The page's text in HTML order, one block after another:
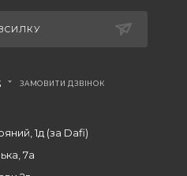
ЗАМОВИТИ ДЗВІНОК
1д (за Dafi)
7а